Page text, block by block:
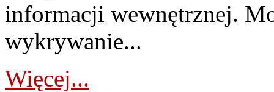
informacji wewnętrznej.
wykrywanie...
Więcej...